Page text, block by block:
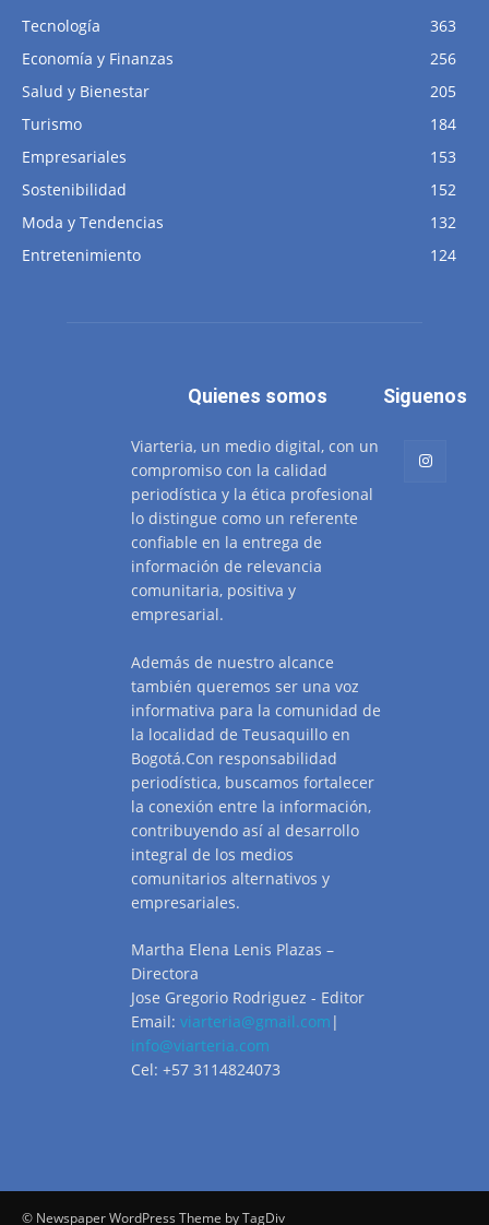
Tecnología
363
Economía y Finanzas
256
Salud y Bienestar
205
Turismo
184
Empresariales
153
Sostenibilidad
152
Moda y Tendencias
132
Entretenimiento
124
Quienes somos
Viarteria, un medio digital, con un
compromiso con la calidad
periodística y la ética profesional
lo distingue como un referente
confiable en la entrega de
información de relevancia
comunitaria, positiva y
empresarial.
Además de nuestro alcance
también queremos ser una voz
informativa para la comunidad de
la localidad de Teusaquillo en
Bogotá.Con responsabilidad
periodística, buscamos fortalecer
la conexión entre la información,
contribuyendo así al desarrollo
integral de los medios
comunitarios alternativos y
empresariales.
Martha Elena Lenis Plazas –
Directora
Jose Gregorio Rodriguez - Editor
Email: viarteria@gmail.com |
info@viarteria.com
Cel: +57 3114824073
Siguenos
© Newspaper WordPress Theme by TagDiv